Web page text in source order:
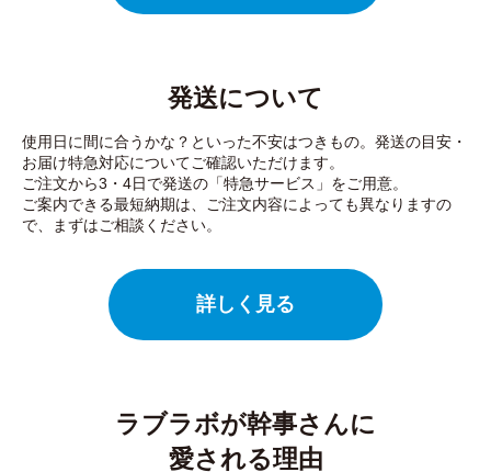
発送について
使用日に間に合うかな？といった不安はつきもの。発送の目安・
お届け特急対応についてご確認いただけます。
ご注文から3・4日で発送の「特急サービス」をご用意。
ご案内できる最短納期は、ご注文内容によっても異なりますの
で、まずはご相談ください。
詳しく見る
ラブラボが幹事さんに
愛される理由